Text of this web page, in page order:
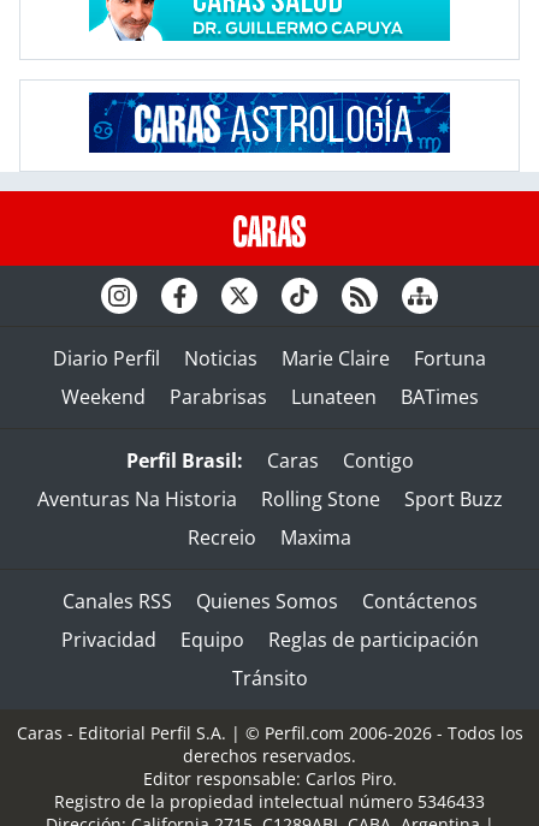
Diario Perfil Noticias Marie Claire
Fortuna
Weekend
Parabrisas Lunateen BATimes
Perfil Brasil: Caras
Contigo
Aventuras Na Historia
Rolling Stone
Sport Buzz
Recreio
Maxima
Canales RSS Quienes Somos
Contáctenos
Privacidad
Equipo
Reglas de participación
Tránsito
Caras - Editorial Perfil S.A. | © Perfil.com 2006-2026 - Todos los
derechos reservados.
Editor responsable: Carlos Piro.
Registro de la propiedad intelectual número 5346433